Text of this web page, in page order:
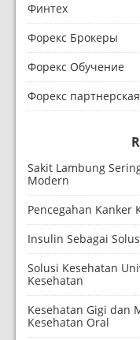
Финтех
Форекс Брокеры
Форекс Обучение
Форекс
Sakit Lambung
Modern
Pencegahan Kanker
Insulin Sebagai
Solusi Kesehatan
Kesehatan
Kesehatan Gigi dan
Kesehatan Oral